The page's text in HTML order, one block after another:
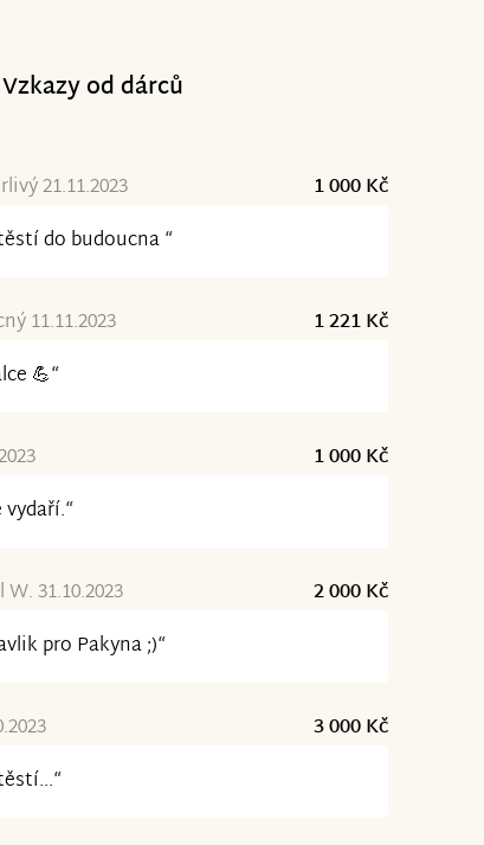
Vzkazy od dárců
21.11.2023
1 000 Kč
do budoucna “
11.11.2023
1 221 Kč
💪“
1 000 Kč
vydaří.“
31.10.2023
2 000 Kč
pro Pakyna ;)“
3 000 Kč